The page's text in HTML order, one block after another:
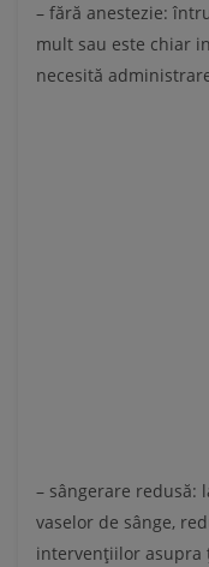
– fără anestezie:
mult sau este chiar
necesită
– sângerare redusă:
vaselor de sânge,
intervențiilor asupra